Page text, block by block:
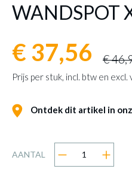
WANDSPOT
€ 37,56 €
Prijs per stuk, incl. btw en
Ontdek dit artikel in
AANTAL